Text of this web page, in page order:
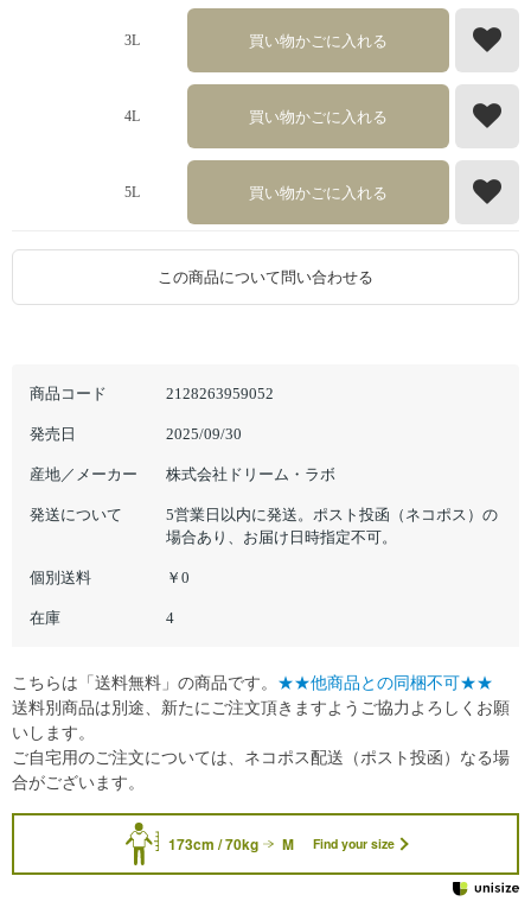
商品コード 2128263959052
発売日 2025/09/30
産地／メーカー 株式会社ドリーム・ラボ
発送について
5営業日以内に発送。ポスト投函（ネコポス）の
場合あり、お届け日時指定不可。
個別送料 ￥0
在庫 4
3L 買い物かごに入れる
4L 買い物かごに入れる
5L 買い物かごに入れる
この商品について問い合わせる
173cm / 70kg M Find your size
こちらは「送料無料」の商品です。 ★★他商品との同梱不可★★
送料別商品は別途、新たにご注文頂きますようご協力よろしくお願
いします。
ご自宅用のご注文については、ネコポス配送（ポスト投函）なる場
合がございます。